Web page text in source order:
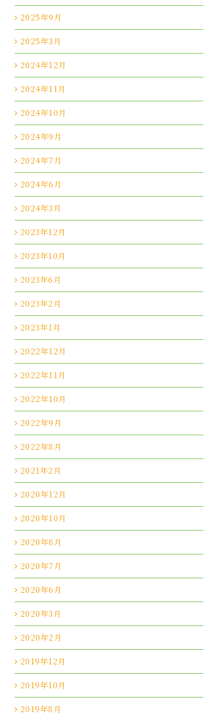
2025年9月
2025年3月
2024年12月
2024年11月
2024年10月
2024年9月
2024年7月
2024年6月
2024年3月
2023年12月
2023年10月
2023年6月
2023年2月
2023年1月
2022年12月
2022年11月
2022年10月
2022年9月
2022年8月
2021年2月
2020年12月
2020年10月
2020年8月
2020年7月
2020年6月
2020年3月
2020年2月
2019年12月
2019年10月
2019年8月